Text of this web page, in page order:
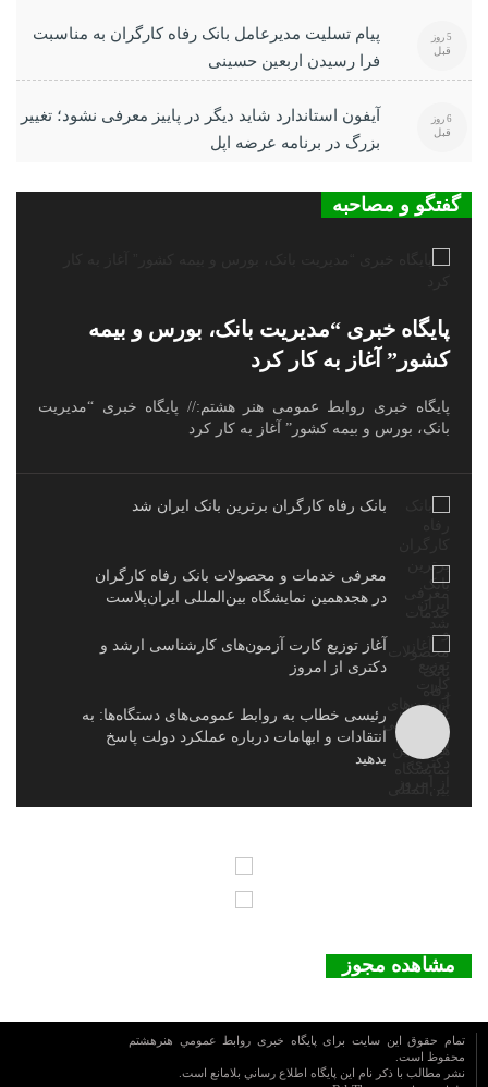
پیام تسلیت مدیرعامل بانک رفاه کارگران به مناسبت
فرا رسیدن اربعین حسینی
5 روز
قبل
آیفون استاندارد شاید دیگر در پاییز معرفی نشود؛ تغییر
بزرگ در برنامه عرضه اپل
6 روز
قبل
گفتگو و مصاحبه
پایگاه خبری “مدیریت بانک، بورس و بیمه
کشور” آغاز به کار کرد
پایگاه خبری روابط عمومی هنر هشتم:// پایگاه خبری “مدیریت
بانک، بورس و بیمه کشور” آغاز به کار کرد
بانک رفاه کارگران برترین بانک ایران شد
معرفی خدمات و محصولات بانک رفاه کارگران
در هجدهمین نمایشگاه بین‌المللی ایران‌پلاست
آغاز توزیع کارت آزمون‌های کارشناسی ارشد و
دکتری از امروز
رئیسی خطاب به روابط عمومی‌های دستگاه‌ها: به
انتقادات و ابهامات درباره عملکرد دولت پاسخ
بدهید
مشاهده مجوز
تمام حقوق این سایت برای پایگاه خبری روابط عمومي هنرهشتم
محفوظ است.
نشر مطالب با ذکر نام اين پايگاه اطلاع رساني بلامانع است.